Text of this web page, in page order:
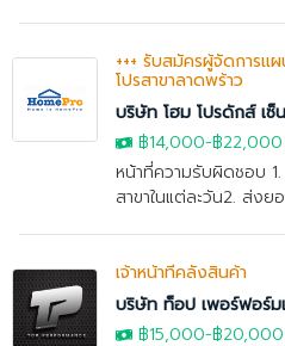
+++ รับสมัครผู้จัดการแ
โปรสาขาลาดพร้าว
บริษัท โฮม โปรดักส์ เซ็
฿14,000-฿22,000
หน้าที่ความรับผิดชอบ
สาขาในแต่ละวัน2. ส่งย
เจ้าหน้าที่คลังสินค้า
บริษัท ท็อป เพอร์ฟอร์
฿15,000-฿20,000